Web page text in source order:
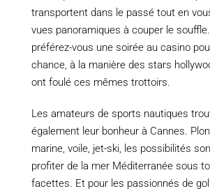
transportent dans le passé tout en
vues panoramiques à couper le
préférez-vous une soirée au casino
chance, à la manière des stars
ont foulé ces mêmes trottoirs.
Les amateurs de sports nautiques
également leur bonheur à Cannes.
marine, voile, jet-ski, les possibilités
profiter de la mer Méditerranée sous
facettes. Et pour les passionnés de